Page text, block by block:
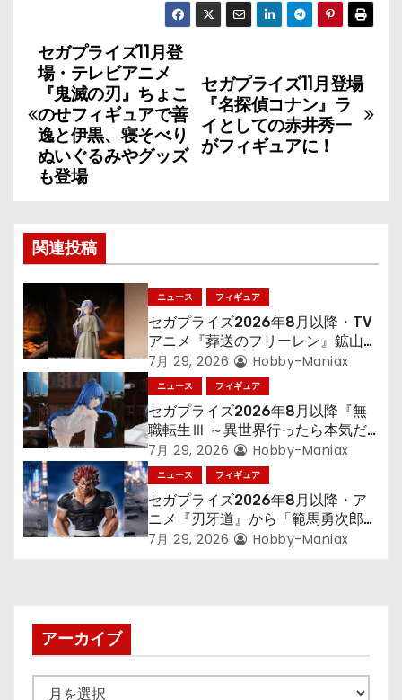
投
稿
ナ
ビ
ー
シ
ョ
ン
セガプライズ11月登場
『名探偵コナン』ラ
イとしての赤井秀一
がフィギュアに！
セガプライズ11月登
場・テレビアニメ
『鬼滅の刃』ちょこ
のせフィギュアで善
逸と伊黒、寝そべり
ぬいぐるみやグッズ
も登場
関連投稿
ニュース フィギュア
セガプライズ2026年8月以降・TV
アニメ『葬送のフリーレン』鉱山で
300年働くことになっっちゃった
「フリーレン」を立体化！
7月 29, 2026 Hobby-Maniax
ニュース フィギュア
セガプライズ2026年8月以降『無
職転生Ⅲ ～異世界行ったら本気だ
す～』から「ロキシー」のフィギュ
アが登場！
7月 29, 2026 Hobby-Maniax
ニュース フィギュア
セガプライズ2026年8月以降・ア
ニメ『刃牙道』から「範馬勇次郎」
が登場ッッ!!
7月 29, 2026 Hobby-Maniax
アーカイブ